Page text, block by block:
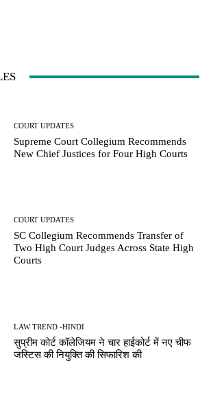
COURT UPDATES
Supreme Court Collegium Recommends
New Chief Justices for Four High Courts
COURT UPDATES
SC Collegium Recommends Transfer of
Two High Court Judges Across State High
Courts
LAW TREND -HINDI
सुप्रीम कोर्ट कॉलेजियम ने चार हाईकोर्ट में नए चीफ
जस्टिस की नियुक्ति की सिफारिश की